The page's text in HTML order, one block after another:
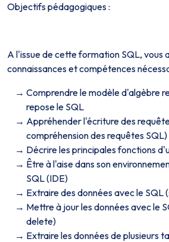
Objectifs pédagogiques :
A l'issue de cette formation SQL, vous
connaissances et compétences
Comprendre le modèle d'algèbre
repose le SQL
Appréhender l'écriture des
compréhension des requêtes SQL)
Décrire les principales fonctions
Être à l'aise dans son
SQL (IDE)
Extraire des données avec le SQL
Mettre à jour les données avec le
delete)
Extraire les données de plusieurs